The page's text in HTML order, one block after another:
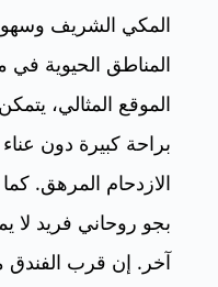
المكي الشريف
المناطق الحيوية
الموقع المثالي،
براحة كبيرة دون
الازدحام المرهق. كما
بجو روحاني فريد
آخر. إن قرب الفندق